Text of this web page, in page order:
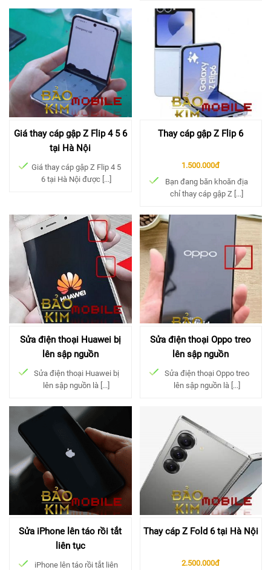
Giá thay cáp gập Z Flip 4 5 6
tại Hà Nội
Giá thay cáp gập Z Flip 4 5
6 tại Hà Nội được [...]
Thay cáp gập Z Flip 6
1.500.000đ
Bạn đang băn khoăn địa
chỉ thay cáp gập Z [...]
Sửa điện thoại Huawei bị
lên sập nguồn
Sửa điện thoại Huawei bị
lên sập nguồn là [...]
Sửa điện thoại Oppo treo
lên sập nguồn
Sửa điện thoại Oppo treo
lên sập nguồn là [...]
Sửa iPhone lên táo rồi tắt
liên tục
iPhone lên táo rồi tắt liên
Thay cáp Z Fold 6 tại Hà Nội
2.500.000đ